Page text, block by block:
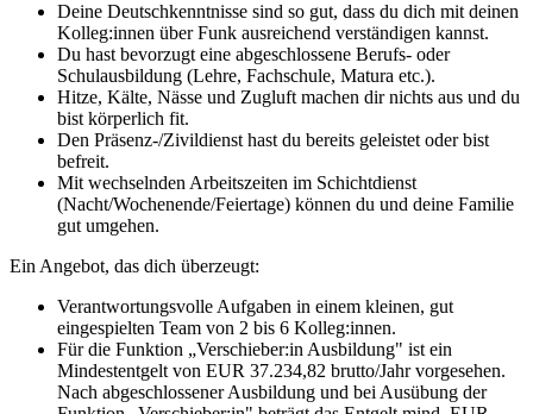
Deine Deutschkenntnisse sind so gut, dass du dich mit deinen
Kolleg:innen über Funk ausreichend verständigen kannst.
Du hast bevorzugt eine abgeschlossene Berufs- oder
Schulausbildung (Lehre, Fachschule, Matura etc.).
Hitze, Kälte, Nässe und Zugluft machen dir nichts aus und du
bist körperlich fit.
Den Präsenz-/Zivildienst hast du bereits geleistet oder bist
befreit.
Mit wechselnden Arbeitszeiten im Schichtdienst
(Nacht/Wochenende/Feiertage) können du und deine Familie
gut umgehen.
Ein Angebot, das dich überzeugt:
Verantwortungsvolle Aufgaben in einem kleinen, gut
eingespielten Team von 2 bis 6 Kolleg:innen.
Für die Funktion „Verschieber:in Ausbildung" ist ein
Mindestentgelt von EUR 37.234,82 brutto/Jahr vorgesehen.
Nach abgeschlossener Ausbildung und bei Ausübung der